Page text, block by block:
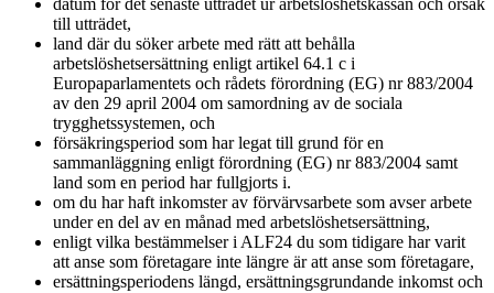
datum för det senaste utträdet ur arbetslöshetskassan och orsak
till utträdet,
land där du söker arbete med rätt att behålla
arbetslöshetsersättning enligt artikel 64.1 c i
Europaparlamentets och rådets förordning (EG) nr 883/2004
av den 29 april 2004 om samordning av de sociala
trygghetssystemen, och
försäkringsperiod som har legat till grund för en
sammanläggning enligt förordning (EG) nr 883/2004 samt
land som en period har fullgjorts i.
om du har haft inkomster av förvärvsarbete som avser arbete
under en del av en månad med arbetslöshetsersättning,
enligt vilka bestämmelser i ALF24 du som tidigare har varit
att anse som företagare inte längre är att anse som företagare,
ersättningsperiodens längd, ersättningsgrundande inkomst och